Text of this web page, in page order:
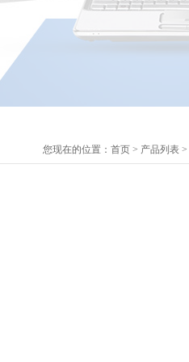
您现在的位置： 首页 > 产品列表 >